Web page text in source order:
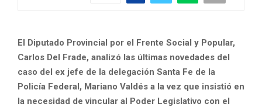
El Diputado Provincial por el Frente Social y Popular,
Carlos Del Frade, analizó las últimas novedades del
caso del ex jefe de la delegación Santa Fe de la
Policía Federal, Mariano Valdés a la vez que insistió en
la necesidad de vincular al Poder Legislativo con el